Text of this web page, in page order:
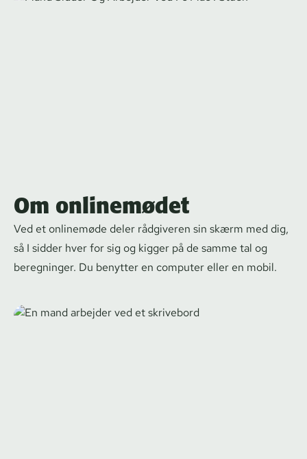
Om onlinemødet
Ved et onlinemøde deler rådgiveren sin skærm med dig,
så I sidder hver for sig og kigger på de samme tal og
beregninger. Du benytter en computer eller en mobil.